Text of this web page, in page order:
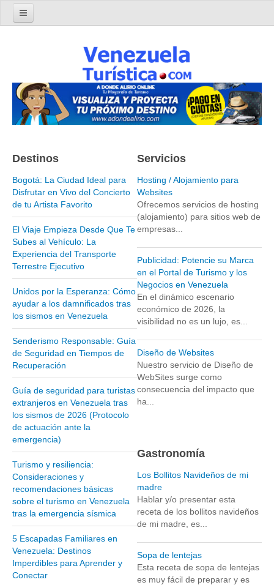
Turismo en Venezuela
Parques Nacionales de Venezuela
Parque Nacional Archipiélago Los Roques
Parque Nacional Canaima
Parque Nacional Henri Pittier y Choroní
Parque Nacional La Cueva del Guácharo
Parque Nacional Laguna de Tacarigua
Parque Nacional Los Médanos de Coro
Parque Nacional Mochima
Parque Nacional Morrocoy
Parque Nacional Península de Paria
Parque Nacional Sierra Nevada
Parque Nacional Cinaruco-Capanaparo
Parque Nacional Parima-Tapirapeco
Parque Nacional Jaua-Sarisariñama
Ecoturismo en Venezuela
Montañas y Llanos
Zona Costera Venezolana
Amazonas
Barlovento
Delta Amacuro
Estado Sucre
La Colonia Tovar
La Gran Sabana
Mérida
Museos y otros sitios de interés en Amazonas
Museos y otros sitios de interés en Anzoátegui
Destinos
Bogotá: La Ciudad Ideal para
Disfrutar en Vivo del Concierto
de tu Artista Favorito
El Viaje Empieza Desde Que Te
Subes al Vehículo: La
Experiencia del Transporte
Terrestre Ejecutivo
Unidos por la Esperanza: Cómo
ayudar a los damnificados tras
los sismos en Venezuela
Senderismo Responsable: Guía
de Seguridad en Tiempos de
Recuperación
Guía de seguridad para turistas
extranjeros en Venezuela tras
los sismos de 2026 (Protocolo
de actuación ante la
emergencia)
Turismo y resiliencia:
Consideraciones y
recomendaciones básicas
sobre el turismo en Venezuela
tras la emergencia sísmica
5 Escapadas Familiares en
Venezuela: Destinos
Imperdibles para Aprender y
Conectar
Servicios
Hosting / Alojamiento para
Websites
Ofrecemos servicios de hosting
(alojamiento) para sitios web de
empresas...
Publicidad: Potencie su Marca
en el Portal de Turismo y los
Negocios en Venezuela
En el dinámico escenario
económico de 2026, la
visibilidad no es un lujo, es...
Diseño de Websites
Nuestro servicio de Diseño de
WebSites surge como
consecuencia del impacto que
ha...
Gastronomía
Los Bollitos Navideños de mi
madre
Hablar y/o presentar esta
receta de los bollitos navideños
de mi madre, es...
Sopa de lentejas
Esta receta de sopa de lentejas
es muy fácil de preparar y es